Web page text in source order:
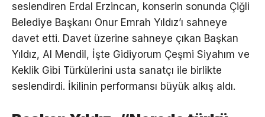
seslendiren Erdal Erzincan, konserin sonunda Çiğli
Belediye Başkanı Onur Emrah Yıldız’ı sahneye
davet etti. Davet üzerine sahneye çıkan Başkan
Yıldız, Al Mendil, İşte Gidiyorum Çeşmi Siyahım ve
Keklik Gibi Türkülerini usta sanatçı ile birlikte
seslendirdi. İkilinin performansı büyük alkış aldı.